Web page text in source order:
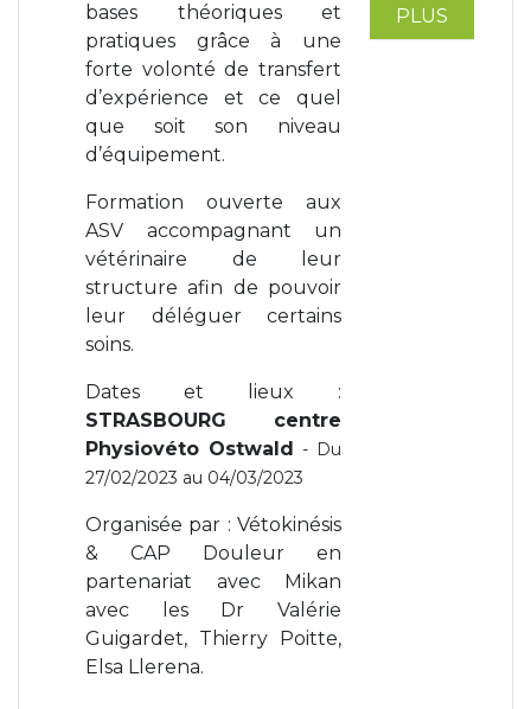
bases théoriques et
pratiques grâce à une
forte volonté de transfert
d’expérience et ce quel
que soit son niveau
d’équipement.
Formation ouverte aux
ASV accompagnant un
vétérinaire de leur
structure afin de pouvoir
leur déléguer certains
soins.
Dates et lieux :
STRASBOURG centre
Physiovéto Ostwald - Du
27/02/2023 au 04/03/2023
Organisée par : Vétokinésis
& CAP Douleur en
partenariat avec Mikan
avec les Dr Valérie
Guigardet, Thierry Poitte,
Elsa Llerena.
PLUS